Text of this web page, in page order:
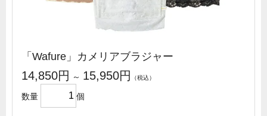
「Wafure」カメリアブラジャー
14,850円 ～ 15,950円
数量 個